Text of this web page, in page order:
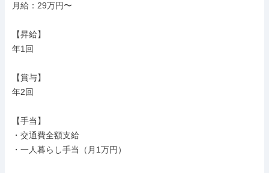
月給：29万円〜
【昇給】
年1回
【賞与】
年2回
【手当】
・交通費全額支給
・一人暮らし手当（月1万円）